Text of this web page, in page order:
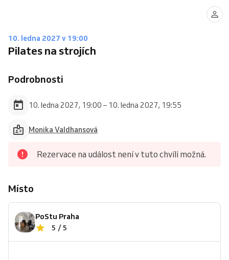
10. ledna 2027 v 19:00
Pilates na strojích
Podrobnosti
10. ledna 2027, 19:00 – 10. ledna 2027, 19:55
Monika Valdhansová
Rezervace na událost není v tuto chvíli možná.
Místo
PoStu Praha
5 / 5